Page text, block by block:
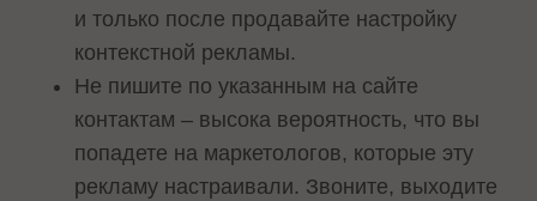
и только после продавайте настройку
контекстной рекламы.
Не пишите по указанным на сайте
контактам – высока вероятность, что вы
попадете на маркетологов, которые эту
рекламу настраивали. Звоните, выходите